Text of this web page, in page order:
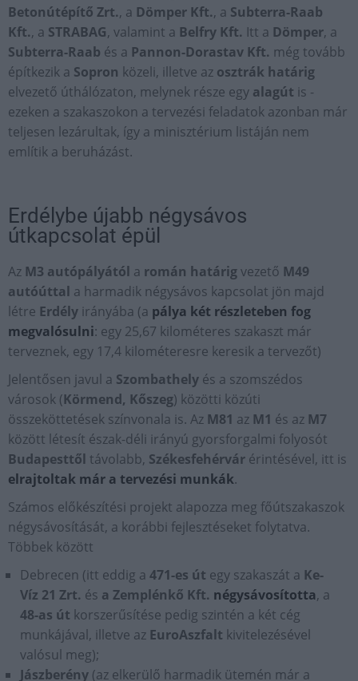
Betonútépítő Zrt., a Dömper Kft., a Subterra-Raab
Kft., a STRABAG, valamint a Belfry Kft. Itt a Dömper, a
Subterra-Raab és a Pannon-Dorastav Kft. még tovább
építkezik a Sopron közeli, illetve az osztrák határig
elvezető úthálózaton, melynek része egy alagút is -
ezeken a szakaszokon a tervezési feladatok azonban már
teljesen lezárultak, így a minisztérium listáján nem
említik a beruházást.
Erdélybe újabb négysávos
útkapcsolat épül
Az M3 autópályától a román határigvezető M49
autóúttal a harmadik négysávos kapcsolat jön majd
létre Erdély irányába (a pálya két részleteben fog
megvalósulni: egy 25,67 kilométeres szakaszt már
terveznek, egy 17,4 kilométeresre keresik a tervezőt)
Jelentősen javul a Szombathely és a szomszédos
városok (Körmend, Kőszeg) közötti közúti
összeköttetések színvonala is. Az M81 az M1 és az M7
között létesít észak-déli irányú gyorsforgalmi folyosót
Budapesttől távolabb, Székesfehérvár érintésével, itt is
elrajtoltak már a tervezési munkák.
Számos előkészítési projekt alapozza meg főútszakaszok
négysávosítását, a korábbi fejlesztéseket folytatva.
Többek között
Debrecen (itt eddig a 471-es út egy szakaszát a Ke-
Víz 21 Zrt. és a Zemplénkő Kft. négysávosította, a
48-as út korszerűsítése pedig szintén a két cég
munkájával, illetve az EuroAszfalt kivitelezésével
valósul meg);
Jászberény (az elkerülő harmadik ütemén már a